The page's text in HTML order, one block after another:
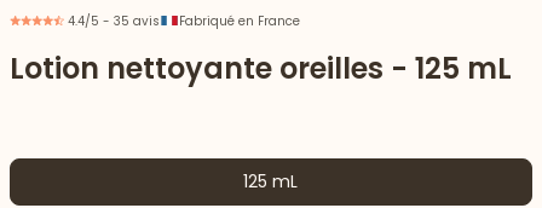
4.4/5 - 35 avis Fabriqué en France
Lotion nettoyante oreilles - 125 mL
125 mL